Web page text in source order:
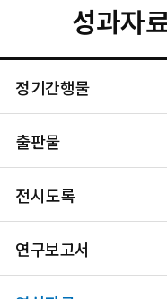
성과자
정기간행물
출판물
전시도록
연구보고서